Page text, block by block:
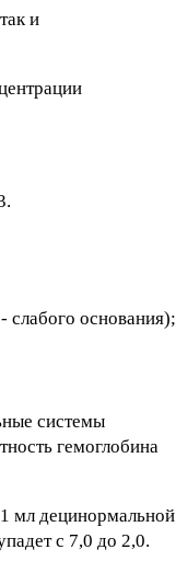
и
слабого основания);
системы
гемоглобина
мл децинормальной
с 7,0 до 2,0.